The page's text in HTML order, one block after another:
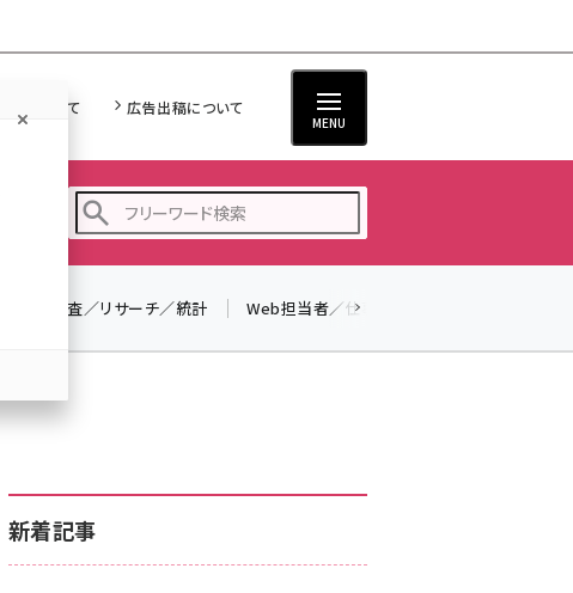
担について 広告出稿について
MENU
z世代 (1620)
調査／リサーチ／統計 Web担当者／仕事
新着記事